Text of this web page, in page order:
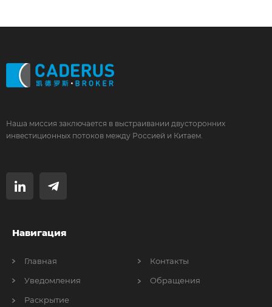
Наша миссия заключается в выстраивании двусторонних
инвестиционных потоков между Россией и Китаем.
Навигация
Главная
Уведомления
Раскрытие
Контакты
Обращения